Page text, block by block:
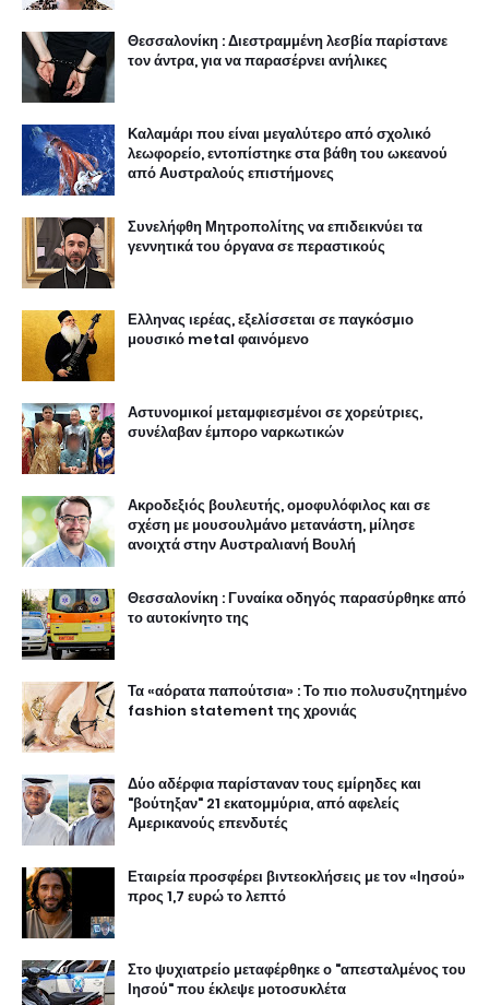
Θεσσαλονίκη : Διεστραμμένη λεσβία παρίστανε
τον άντρα, για να παρασέρνει ανήλικες
Καλαμάρι που είναι μεγαλύτερο από σχολικό
λεωφορείο, εντοπίστηκε στα βάθη του ωκεανού
από Αυστραλούς επιστήμονες
Συνελήφθη Μητροπολίτης να επιδεικνύει τα
γεννητικά του όργανα σε περαστικούς
Ελληνας ιερέας, εξελίσσεται σε παγκόσμιο
μουσικό metal φαινόμενο
Αστυνομικοί μεταμφιεσμένοι σε χορεύτριες,
συνέλαβαν έμπορο ναρκωτικών
Ακροδεξιός βουλευτής, ομοφυλόφιλος και σε
σχέση με μουσουλμάνο μετανάστη, μίλησε
ανοιχτά στην Αυστραλιανή Βουλή
Θεσσαλονίκη : Γυναίκα οδηγός παρασύρθηκε από
το αυτοκίνητο της
Τα «αόρατα παπούτσια» : Το πιο πολυσυζητημένο
fashion statement της χρονιάς
Δύο αδέρφια παρίσταναν τους εμίρηδες και
"βούτηξαν" 21 εκατομμύρια, από αφελείς
Αμερικανούς επενδυτές
Εταιρεία προσφέρει βιντεοκλήσεις με τον «Ιησού»
προς 1,7 ευρώ το λεπτό
Στο ψυχιατρείο μεταφέρθηκε ο "απεσταλμένος του
Ιησού" που έκλεψε μοτοσυκλέτα